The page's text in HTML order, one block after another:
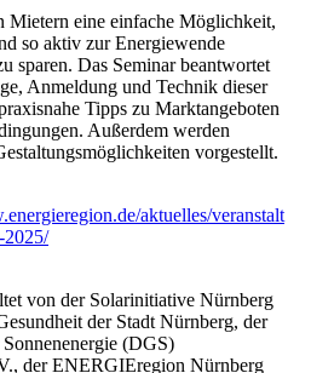
Mietern eine einfache Möglichkeit,
so aktiv zur Energiewende
sparen. Das Seminar beantwortet
Anmeldung und Technik dieser
Tipps zu Marktangeboten
Außerdem werden
vorgestellt.
aktuelles/veranstalt
2025/
von der Solarinitiative Nürnberg
der Stadt Nürnberg, der
(DGS)
der ENERGIEregion Nürnberg